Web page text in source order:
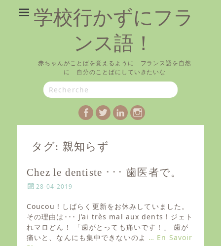
学校行かずにフラ
ンス語！
赤ちゃんがことばを覚えるように フランス語を自然
に 自分のことばにしていきたいな
Search
for:
Facebook
TwitterLinkedIn
Instagram
タグ: 親知らず
Chez le dentiste ･･･ 歯医者で。
P
s
t
e
d
o
28-04-2019
Coucou ! しばらく更新をお休みしていました。
その理由は･･･ J’ai très mal aux dents ! ジェト
れマロどん！ 「歯がとっても痛いです！」 歯が
痛いと、なんにも集中できないのよ … En Savoir